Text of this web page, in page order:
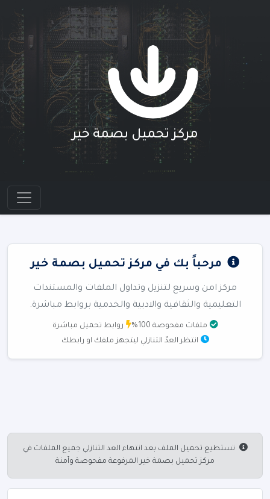
مركز تحميل بصمة خير
مرحباً بك في مركز تحميل بصمة خير
مركز امن وسريع لتنزيل وتداول الملفات والمستندات
التعليمية والثقافية والادبية والخدمية بروابط مباشرة.
ملفات مفحوصة 100%
روابط تحميل مباشرة
انتظر العدّ التنازلي ليتجهز ملفك او رابطك
تستطيع تحميل الملف بعد انتهاء العد التنازلي جميع الملفات في
مركز تحميل بصمة خير المرفوعة مفحوصة وآمنة